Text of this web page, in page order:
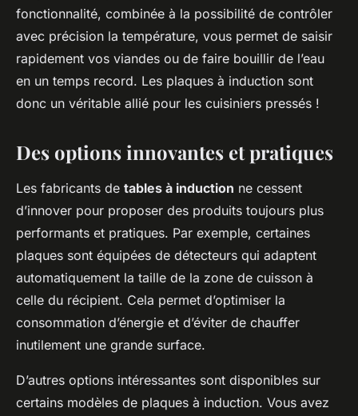
fonctionnalité, combinée à la possibilité de contrôler
avec précision la température, vous permet de saisir
rapidement vos viandes ou de faire bouillir de l’eau
en un temps record. Les plaques à induction sont
donc un véritable allié pour les cuisiniers pressés !
Des options innovantes et pratiques
Les fabricants de tables à induction ne cessent
d’innover pour proposer des produits toujours plus
performants et pratiques. Par exemple, certaines
plaques sont équipées de détecteurs qui adaptent
automatiquement la taille de la zone de cuisson à
celle du récipient. Cela permet d’optimiser la
consommation d’énergie et d’éviter de chauffer
inutilement une grande surface.
D’autres options intéressantes sont disponibles sur
certains modèles de plaques à induction. Vous avez